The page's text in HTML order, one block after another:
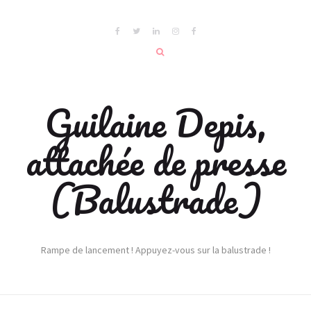
Guilaine Depis,
attachée de presse
(Balustrade)
Rampe de lancement ! Appuyez-vous sur la balustrade !